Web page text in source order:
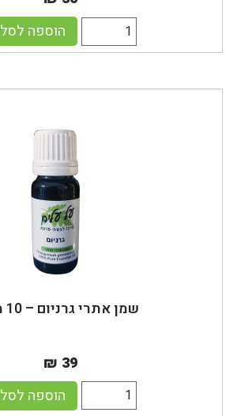
הוספה לסל
שמן אתרי גרניום – 10 מ"ל
₪ 39
הוספה לסל